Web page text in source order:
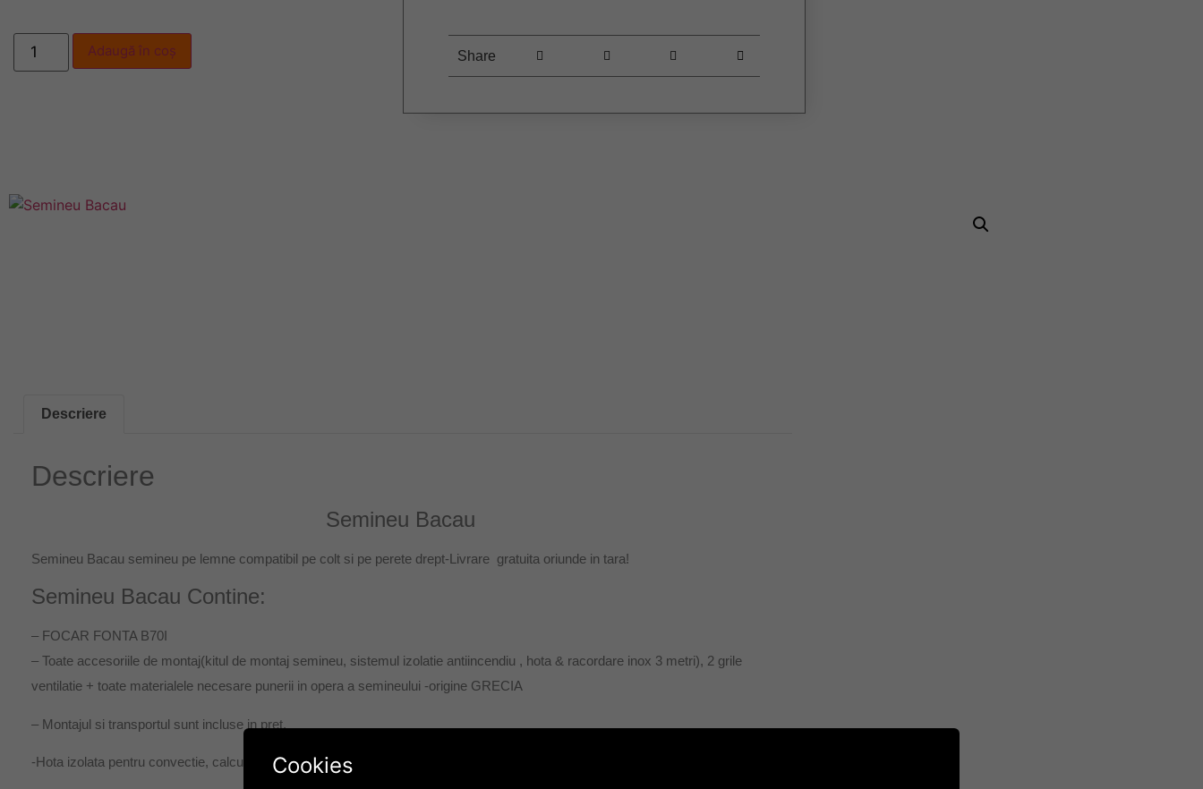
Adaugă în coș Share
Descriere
Descriere
Semineu Bacau
Semineu Bacau semineu pe lemne compatibil pe colt si pe perete drept-Livrare gratuita oriunde in tara!
Semineu Bacau Contine:
– FOCAR FONTA B70I
– Toate accesoriile de montaj(kitul de montaj semineu, sistemul izolatie antiincendiu , hota & racordare inox 3 metri), 2 grile
ventilatie + toate materialele necesare punerii in opera a semineului -origine GRECIA
– Montajul si transportul sunt incluse in pret.
-Hota izolata pentru convectie, calculata la o inaltime a incaperii intre 260 si 300cm;
Cookies